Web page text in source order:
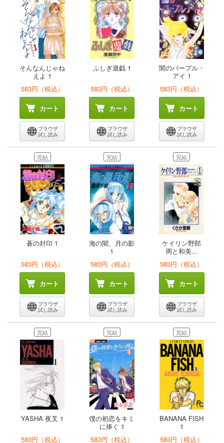
そんなんじゃね
えよ 1
583円（税込）
カート
ブラウザ
試し読み
ふしぎ遊戯 1
583円（税込）
カート
ブラウザ
試し読み
闇のパープル・
アイ 1
583円（税込）
カート
ブラウザ
試し読み
完結
蒼の封印 1
583円（税込）
カート
ブラウザ
試し読み
完結
海の闇、月の影
1
583円（税込）
カート
ブラウザ
試し読み
完結
ケイリン野郎
周と和美...
583円（税込）
カート
ブラウザ
試し読み
完結
YASHA 夜叉 1
583円（税込）
完結
僕の初恋をキミ
に捧ぐ 1
583円（税込）
完結
BANANA FISH
1
583円（税込）